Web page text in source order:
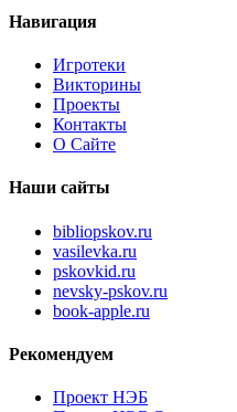
Навигация
Игротеки
Викторины
Проекты
Контакты
О Сайте
Наши сайты
bibliopskov.ru
vasilevka.ru
pskovkid.ru
nevsky-pskov.ru
book-apple.ru
Рекомендуем
Проект НЭБ